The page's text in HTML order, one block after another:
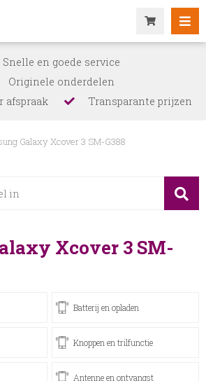
Snelle en goede service
Originele onderdelen
afspraak
Transparante prijzen
Galaxy Xcover 3 SM-G388
Xcover 3 SM-
Batterij en opladen
Knoppen en trilfunctie
Antenne en ontvangst